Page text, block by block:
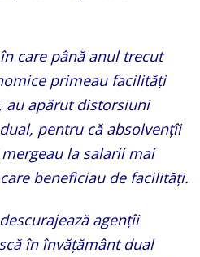
care până anul trecut
primeau facilități
au apărut distorsiuni
pentru că absolvențîi
la salarii mai
beneficiau de facilități.
agențîi
în învățământ dual